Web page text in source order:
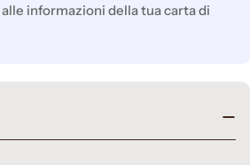
informazioni della tua carta di